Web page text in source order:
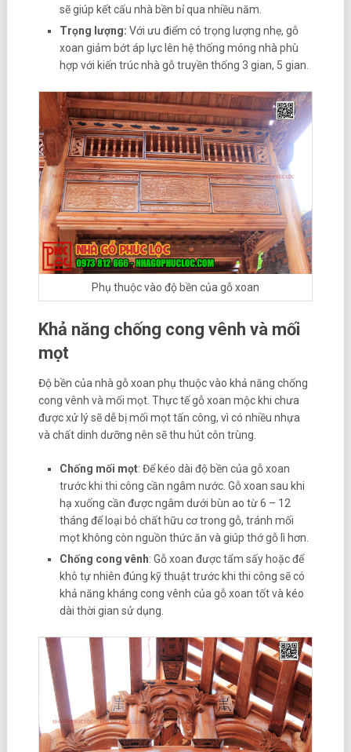
sẽ giúp kết cấu nhà bền bỉ qua nhiều năm.
Trọng lượng: Với ưu điểm có trọng lượng nhẹ, gỗ
xoan giảm bớt áp lực lên hệ thống móng nhà phù
hợp với kiến trúc nhà gỗ truyền thống 3 gian, 5 gian.
Phụ thuộc vào độ bền của gỗ xoan
Khả năng chống cong vênh và mối
mọt
Độ bền của nhà gỗ xoan phụ thuộc vào khả năng chống
cong vênh và mối mọt. Thực tế gỗ xoan mộc khi chưa
được xử lý sẽ dễ bị mối mọt tấn công, vì có nhiều nhựa
và chất dinh dưỡng nên sẽ thu hút côn trùng.
Chống mối mọt: Để kéo dài độ bền của gỗ xoan
trước khi thi công cần ngâm nước. Gỗ xoan sau khi
hạ xuống cần được ngâm dưới bùn ao từ 6 – 12
tháng để loại bỏ chất hữu cơ trong gỗ, tránh mối
mọt không còn nguồn thức ăn và giúp thớ gỗ lì hơn.
Chống cong vênh: Gỗ xoan được tẩm sấy hoặc để
khô tự nhiên đúng kỹ thuật trước khi thi công sẽ có
khả năng kháng cong vênh của gỗ xoan tốt và kéo
dài thời gian sử dụng.